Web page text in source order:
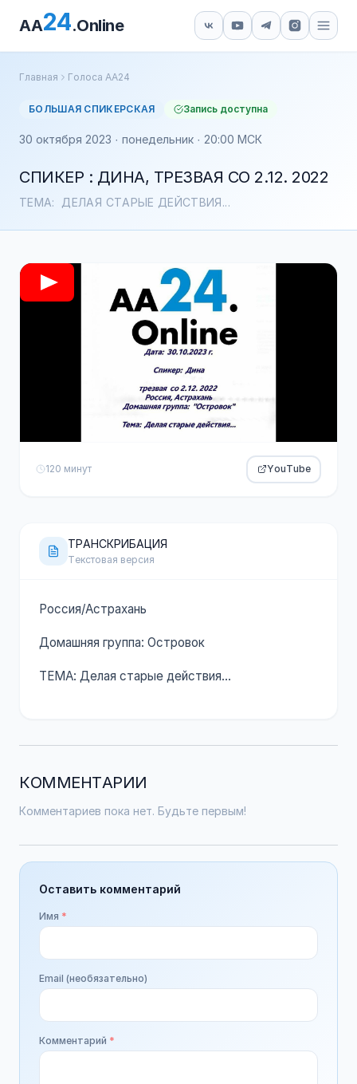
AA24.Online
Главная Голоса АА24
БОЛЬШАЯ СПИКЕРСКАЯ Запись доступна
30 октября 2023 · понедельник · 20:00 МСК
СПИКЕР : ДИНА, ТРЕЗВАЯ СО 2.12. 2022
ТЕМА: ДЕЛАЯ СТАРЫЕ ДЕЙСТВИЯ...
120 минут YouTube
ТРАНСКРИБАЦИЯ
Текстовая версия
Россия/Астрахань
Домашняя группа: Островок
ТЕМА: Делая старые действия…
КОММЕНТАРИИ
Комментариев пока нет. Будьте первым!
Оставить комментарий
Имя *
Email (необязательно)
Комментарий *